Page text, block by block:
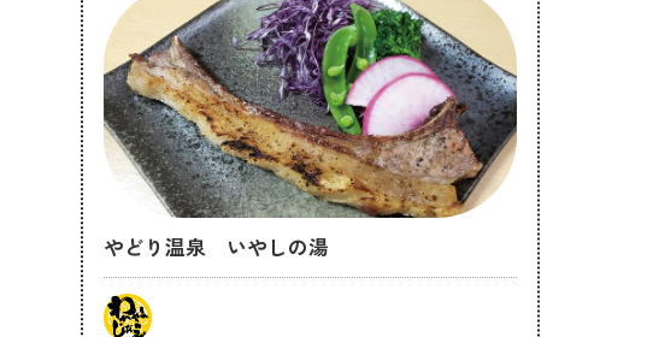
やどり温泉 いやしの湯